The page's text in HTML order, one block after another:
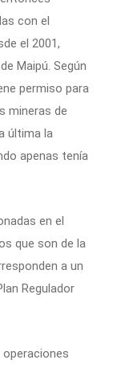
con el
el 2001,
Maipú. Según
permiso para
mineras de
última la
apenas tenía
en el
que son de la
a un
Regulador
operaciones